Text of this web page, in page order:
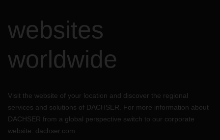
websites
worldwide
Visit the website of your location and discover the regional
services and solutions of DACHSER. For more information about
DACHSER from a global perspective switch to our corporate
website: dachser.com